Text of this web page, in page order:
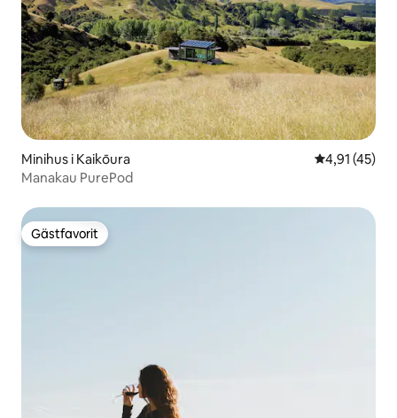
Minihus i Kaikōura 4,91 av 5 i
4,91 (45)
Manakau PurePod
Gästfavorit
Gästfavorit